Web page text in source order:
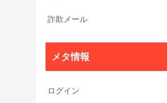
詐欺メール
メタ情報
ログイン